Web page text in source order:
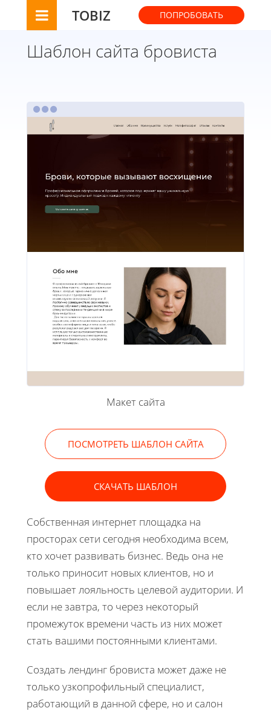
TOBIZ ПОПРОБОВАТЬ
Шаблон сайта бровиста
Макет сайта
ПОСМОТРЕТЬ ШАБЛОН САЙТА
СКАЧАТЬ ШАБЛОН
Собственная интернет площадка на
просторах сети сегодня необходима всем,
кто хочет развивать бизнес. Ведь она не
только приносит новых клиентов, но и
повышает лояльность целевой аудитории. И
если не завтра, то через некоторый
промежуток времени часть из них может
стать вашими постоянными клиентами.
Создать лендинг бровиста может даже не
только узкопрофильный специалист,
работающий в данной сфере, но и салон